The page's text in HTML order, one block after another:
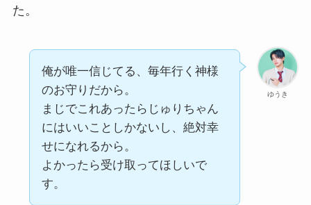
た。
ゆうき
俺が唯一信じてる、毎年行く神様
のお守りだから。
まじでこれあったらじゅりちゃん
にはいいことしかないし、絶対幸
せになれるから。
よかったら受け取ってほしいで
す。